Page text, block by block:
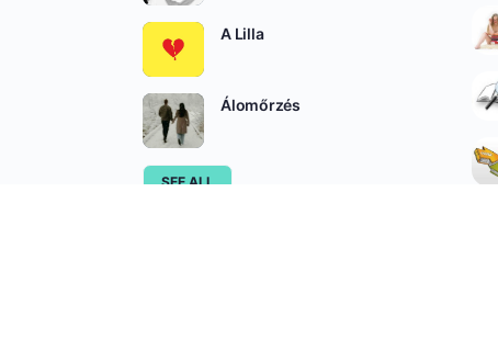
A Lilla
Álomőrzés
SEE ALL